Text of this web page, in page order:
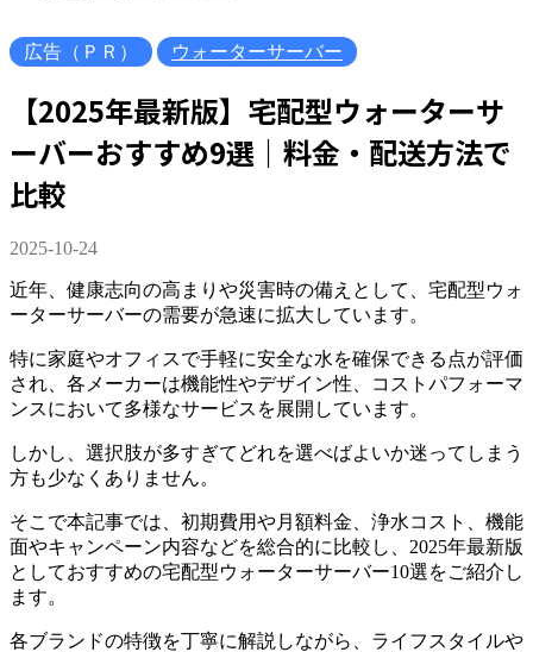
広告（ＰＲ） ウォーターサーバー
【2025年最新版】宅配型ウォーターサ
ーバーおすすめ9選｜料金・配送方法で
比較
2025-10-24
近年、健康志向の高まりや災害時の備えとして、宅配型ウォ
ーターサーバーの需要が急速に拡大しています。
特に家庭やオフィスで手軽に安全な水を確保できる点が評価
され、各メーカーは機能性やデザイン性、コストパフォーマ
ンスにおいて多様なサービスを展開しています。
しかし、選択肢が多すぎてどれを選べばよいか迷ってしまう
方も少なくありません。
そこで本記事では、初期費用や月額料金、浄水コスト、機能
面やキャンペーン内容などを総合的に比較し、2025年最新版
としておすすめの宅配型ウォーターサーバー10選をご紹介し
ます。
各ブランドの特徴を丁寧に解説しながら、ライフスタイルや